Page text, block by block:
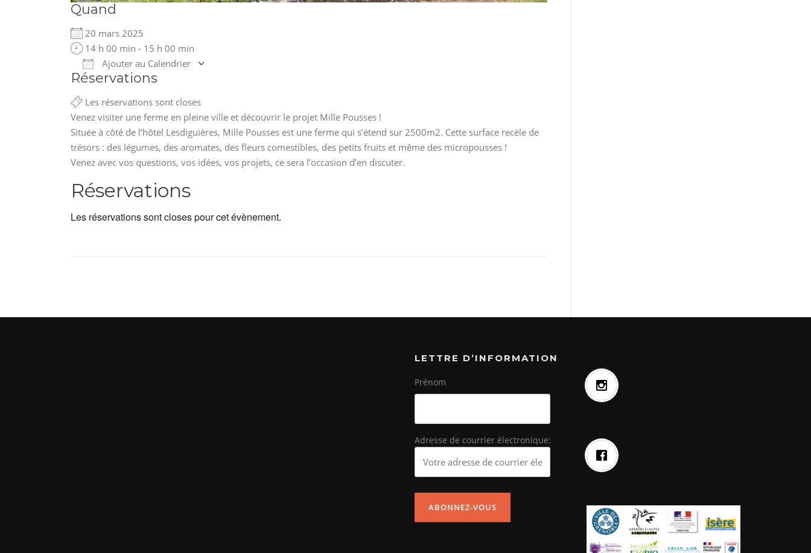
Quand
20 mars 2025
14 h 00 min - 15 h 00 min
Ajouter au Calendrier
Télécharger ICS
Réservations
Les réservations sont closes
Venez visiter une ferme en pleine ville et découvrir le projet Mille Pousses !
Située à côté de l’hôtel Lesdiguières, Mille Pousses est une ferme qui s’étend sur 2500m2. Cette surface recèle de
trésors : des légumes, des aromates, des fleurs comestibles, des petits fruits et même des micropousses !
Venez avec vos questions, vos idées, vos projets, ce sera l’occasion d’en discuter.
Réservations
Les réservations sont closes pour cet évènement.
LETTRE D’INFORMATION
Prénom
Adresse de courrier électronique: